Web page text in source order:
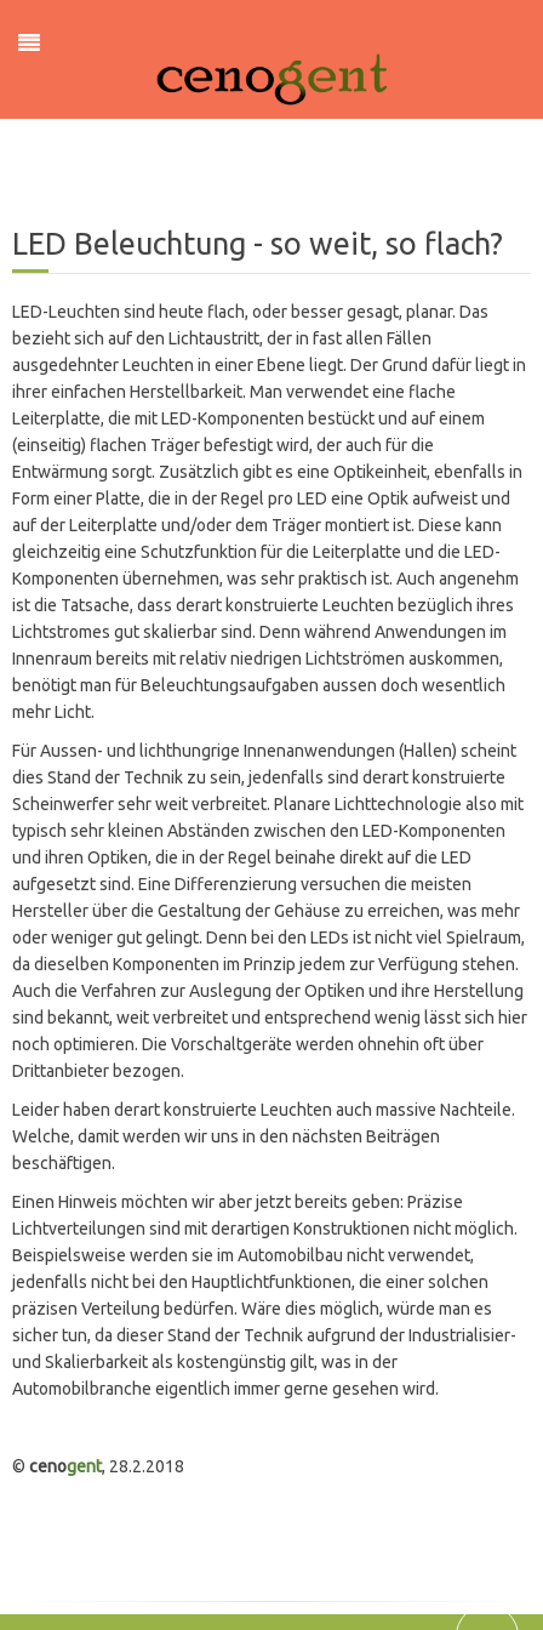
LED Beleuchtung - so weit, so flach?
LED-Leuchten sind heute flach, oder besser gesagt, planar. Das
bezieht sich auf den Lichtaustritt, der in fast allen Fällen
ausgedehnter Leuchten in einer Ebene liegt. Der Grund dafür liegt in
ihrer einfachen Herstellbarkeit. Man verwendet eine flache
Leiterplatte, die mit LED-Komponenten bestückt und auf einem
(einseitig) flachen Träger befestigt wird, der auch für die
Entwärmung sorgt. Zusätzlich gibt es eine Optikeinheit, ebenfalls in
Form einer Platte, die in der Regel pro LED eine Optik aufweist und
auf der Leiterplatte und/oder dem Träger montiert ist. Diese kann
gleichzeitig eine Schutzfunktion für die Leiterplatte und die LED-
Komponenten übernehmen, was sehr praktisch ist. Auch angenehm
ist die Tatsache, dass derart konstruierte Leuchten bezüglich ihres
Lichtstromes gut skalierbar sind. Denn während Anwendungen im
Innenraum bereits mit relativ niedrigen Lichtströmen auskommen,
benötigt man für Beleuchtungsaufgaben aussen doch wesentlich
mehr Licht.
Für Aussen- und lichthungrige Innenanwendungen (Hallen) scheint
dies Stand der Technik zu sein, jedenfalls sind derart konstruierte
Scheinwerfer sehr weit verbreitet. Planare Lichttechnologie also mit
typisch sehr kleinen Abständen zwischen den LED-Komponenten
und ihren Optiken, die in der Regel beinahe direkt auf die LED
aufgesetzt sind. Eine Differenzierung versuchen die meisten
Hersteller über die Gestaltung der Gehäuse zu erreichen, was mehr
oder weniger gut gelingt. Denn bei den LEDs ist nicht viel Spielraum,
da dieselben Komponenten im Prinzip jedem zur Verfügung stehen.
Auch die Verfahren zur Auslegung der Optiken und ihre Herstellung
sind bekannt, weit verbreitet und entsprechend wenig lässt sich hier
noch optimieren. Die Vorschaltgeräte werden ohnehin oft über
Drittanbieter bezogen.
Leider haben derart konstruierte Leuchten auch massive Nachteile.
Welche, damit werden wir uns in den nächsten Beiträgen
beschäftigen.
Einen Hinweis möchten wir aber jetzt bereits geben: Präzise
Lichtverteilungen sind mit derartigen Konstruktionen nicht möglich.
Beispielsweise werden sie im Automobilbau nicht verwendet,
jedenfalls nicht bei den Hauptlichtfunktionen, die einer solchen
präzisen Verteilung bedürfen. Wäre dies möglich, würde man es
sicher tun, da dieser Stand der Technik aufgrund der Industrialisier-
und Skalierbarkeit als kostengünstig gilt, was in der
Automobilbranche eigentlich immer gerne gesehen wird.
© cenogent, 28.2.2018